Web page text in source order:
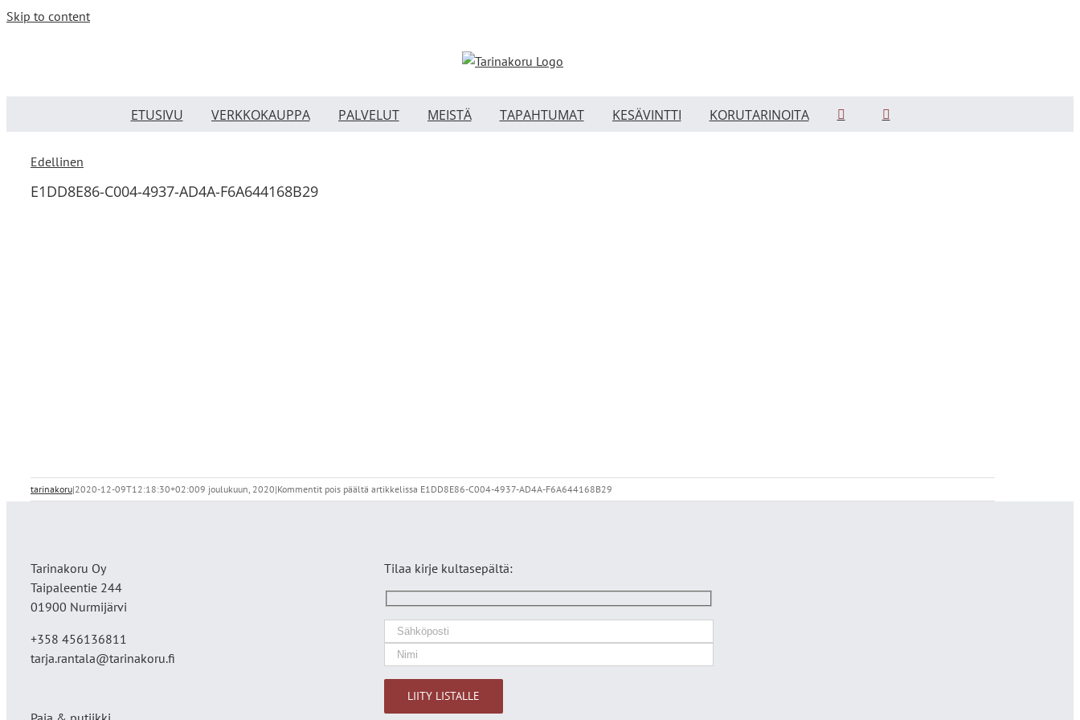
Skip to content
ETUSIVU VERKKOKAUPPA PALVELUT MEISTÄ TAPAHTUMAT KESÄVINTTI KORUTARINOITA
Edellinen
E1DD8E86-C004-4937-AD4A-F6A644168B29
tarinakoru|2020-12-09T12:18:30+02:009 joulukuun, 2020|Kommentit pois päältä artikkelissa E1DD8E86-C004-4937-AD4A-F6A644168B29
Tarinakoru Oy
Taipaleentie 244
01900 Nurmijärvi
+358 456136811
tarja.rantala@tarinakoru.fi
Tilaa kirje kultasepältä: